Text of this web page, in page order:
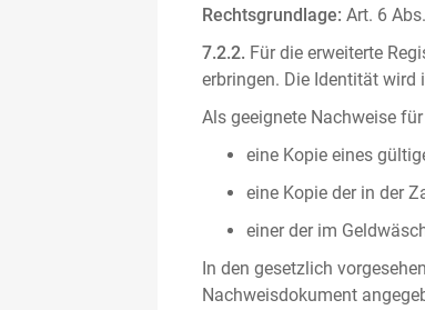
Rechtsgrundlage: Art. 6
7.2.2. Für die erweiterte
erbringen. Die Identität wird
Als geeignete Nachweise für
eine Kopie eines
eine Kopie der in der
einer der im
In den gesetzlich
Nachweisdokument